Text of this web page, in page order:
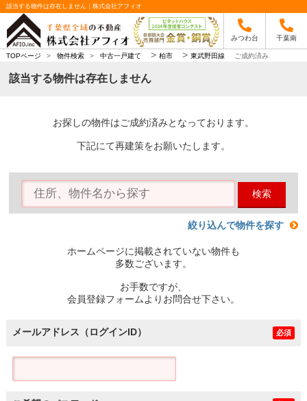
該当する物件は存在しません｜株式会社アフィオ
みつわ台 千葉南
TOPページ > 物件検索 > 中古一戸建て > 柏市 > 東武野田線 ご成約済み
該当する物件は存在しません
お探しの物件はご成約済みとなっております。
下記にて再建策をお願いたします。
検索
絞り込んで物件を探す
ホームページに掲載されていない物件も
多数ございます。
お手数ですが、
会員登録フォームよりお問合せ下さい。
メールアドレス（ログインID） 必須